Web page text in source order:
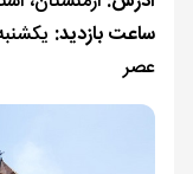
ساعت بازدید:
عصر